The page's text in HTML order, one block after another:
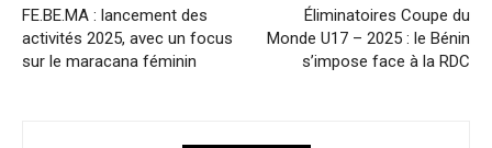
FE.BE.MA : lancement des
activités 2025, avec un focus
sur le maracana féminin
Éliminatoires Coupe du
Monde U17 – 2025 : le Bénin
s’impose face à la RDC